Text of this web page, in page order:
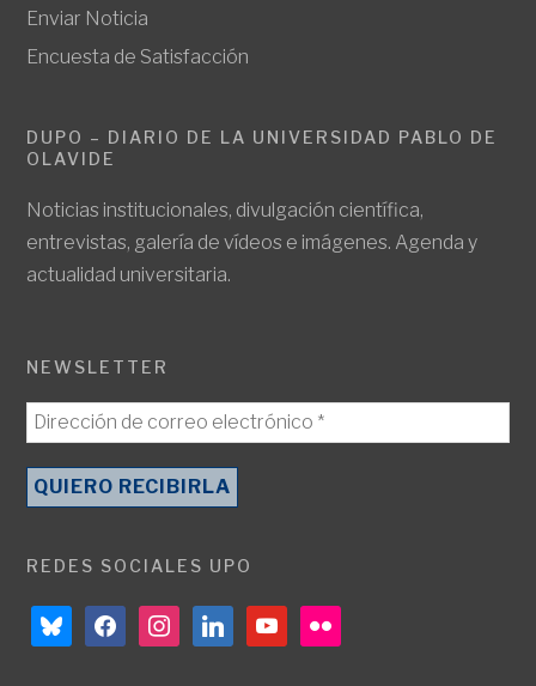
Enviar Noticia
Encuesta de Satisfacción
DUPO – DIARIO DE LA UNIVERSIDAD PABLO DE
OLAVIDE
Noticias institucionales, divulgación científica,
entrevistas, galería de vídeos e imágenes. Agenda y
actualidad universitaria.
NEWSLETTER
REDES SOCIALES UPO
blueskyfacebookinstagramlinkedinyoutubeflickr